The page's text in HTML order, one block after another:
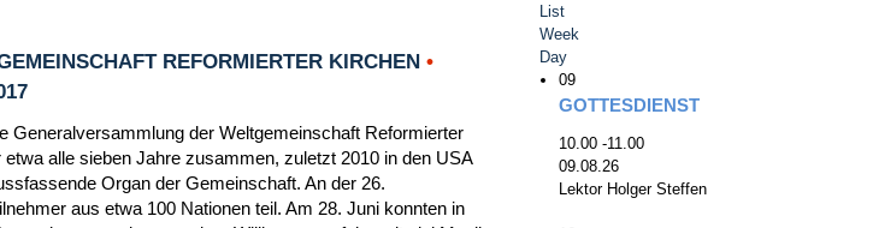
REFORMIERTER KIRCHEN •
Generalversammlung der Weltgemeinschaft Reformierter
alle sieben Jahre zusammen, zuletzt 2010 in den USA
Organ der Gemeinschaft. An der 26.
aus etwa 100 Nationen teil. Am 28. Juni konnten in
List
Week
Day
09
GOTTESDIENST
10.00 -11.00
09.08.26
Lektor Holger Steffen